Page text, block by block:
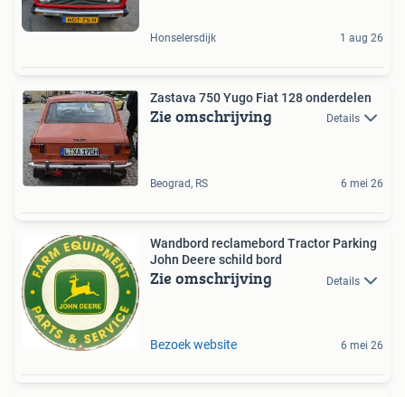
Honselersdijk 1 aug 26
Zastava 750 Yugo Fiat 128 onderdelen
Zie omschrijving Details
Beograd, RS 6 mei 26
Wandbord reclamebord Tractor Parking
John Deere schild bord
Zie omschrijving Details
Bezoek website 6 mei 26